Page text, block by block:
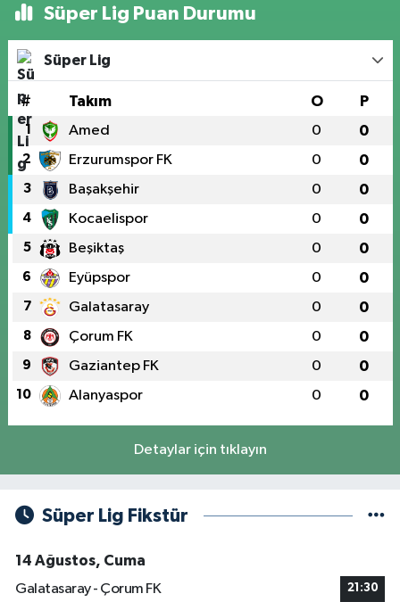
Süper Lig Puan Durumu
Süper Lig
# Takım O P
1 Amed 0 0
2 Erzurumspor FK 0 0
3 Başakşehir 0 0
4 Kocaelispor 0 0
5 Beşiktaş 0 0
6 Eyüpspor 0 0
7 Galatasaray 0 0
8 Çorum FK 0 0
9 Gaziantep FK 0 0
10 Alanyaspor 0 0
Detaylar için tıklayın
Süper Lig Fikstür
14 Ağustos, Cuma
Galatasaray - Çorum FK
21:30